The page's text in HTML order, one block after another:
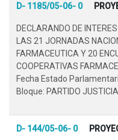
D- 1185/05-06- 0
DECLARANDO DE
LAS 21 JORNADAS
FARMACEUTICA Y 20
COOPERATIVAS
Fecha Estado
Bloque: PARTIDO
D- 144/05-06- 0